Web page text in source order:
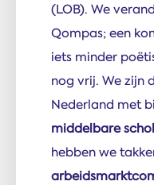
(LOB). We
Qompas; een
iets minder
nog vrij. We zijn
Nederland met
middelbare
hebben we